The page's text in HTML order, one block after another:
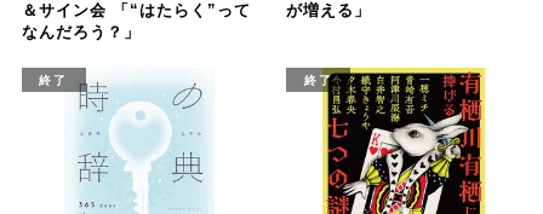
＆サイン会 「“はたらく”って
なんだろう？」
が増える」
終了 終了